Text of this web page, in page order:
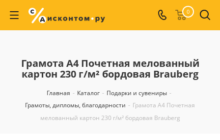
0
Грамота А4 Почетная мелованный
картон 230 г/м² бордовая Brauberg
Главная - Каталог - Подарки и сувениры -
Грамоты, дипломы, благодарности - Грамота А4 Почетная
мелованный картон 230 г/м² бордовая Brauberg